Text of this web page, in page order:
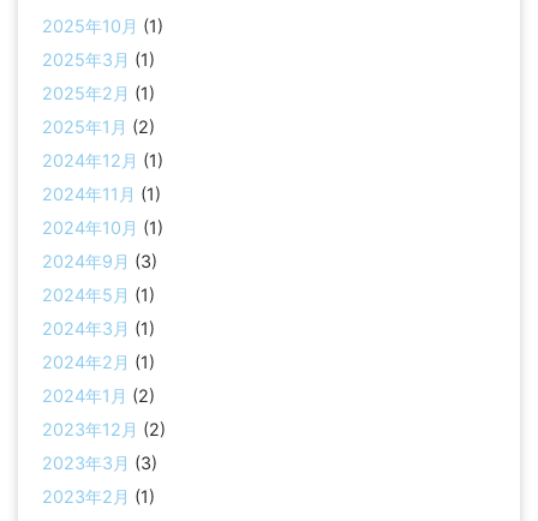
2025年10月 (1)
2025年3月 (1)
2025年2月 (1)
2025年1月 (2)
2024年12月 (1)
2024年11月 (1)
2024年10月 (1)
2024年9月 (3)
2024年5月 (1)
2024年3月 (1)
2024年2月 (1)
2024年1月 (2)
2023年12月 (2)
2023年3月 (3)
2023年2月 (1)